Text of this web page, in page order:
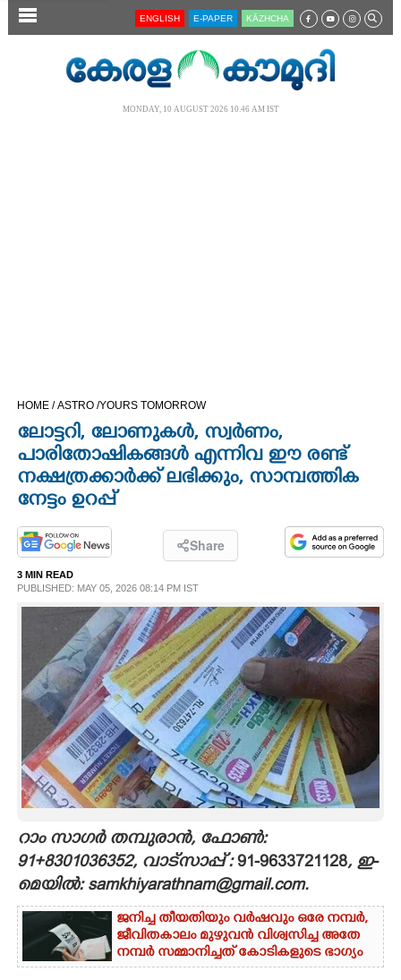
SECTIONS
OPINION
LIFESTYLE
INFO+
ASTRO
CARTOONS
LITERATURE
ZOOM
ENGLISH E-PAPER KĀZHCHA
MONDAY, 10 AUGUST 2026 10.46 AM IST
HOME /ASTRO /YOURS TOMORROW
ലോട്ടറി, ലോണുകൾ, സ്വർണം,
പാരിതോഷികങ്ങൾ എന്നിവ ഈ രണ്ട്
നക്ഷത്രക്കാർക്ക് ലഭിക്കും, സാമ്പത്തിക
നേട്ടം ഉറപ്പ്
Share
3 MIN READ
PUBLISHED: MAY 05, 2026 08:14 PM IST
റാം സാഗർ തമ്പുരാൻ, ഫോൺ:
91+8301036352, വാട്സാപ്പ് :91-9633721128, ഇ-
മെയിൽ: samkhiyarathnam@gmail.com.
ജനിച്ച തീയതിയും വർഷവും ഒരേ നമ്പർ,
ജീവിതകാലം മുഴുവൻ വിശ്വസിച്ച അതേ
നമ്പർ സമ്മാനിച്ചത് കോടികളുടെ ഭാഗ്യം